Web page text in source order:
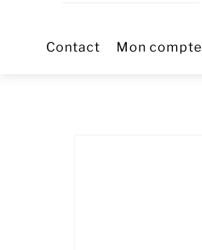
Contact Mon compte